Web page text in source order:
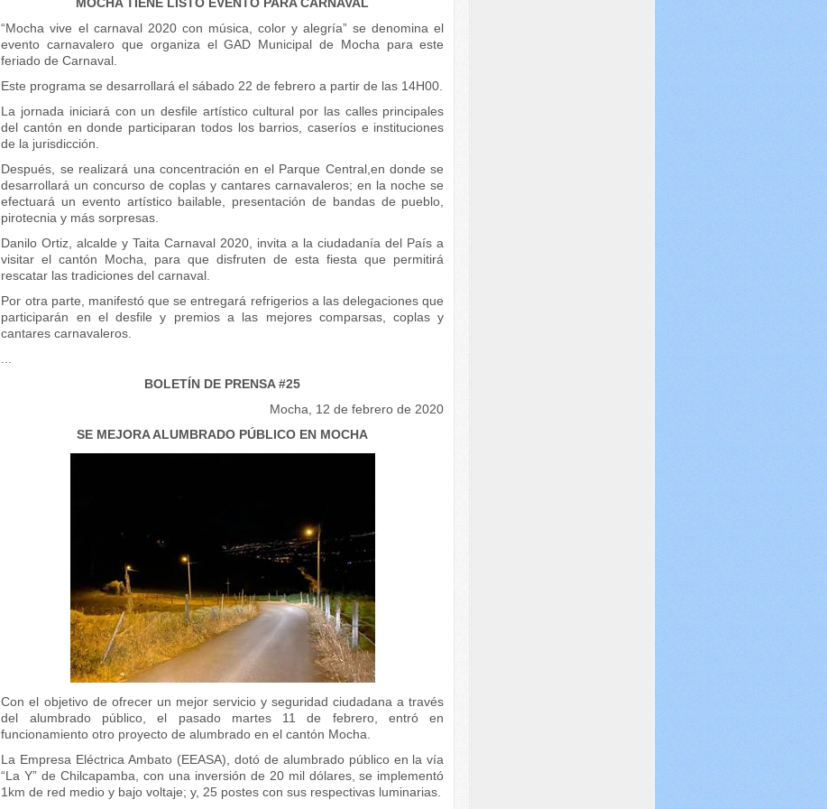
“Mocha vive el carnaval 2020 con música, color y alegría” se denomina el
evento carnavalero que organiza el GAD Municipal de Mocha para este
feriado de Carnaval.
Este programa se desarrollará el sábado 22 de febrero a partir de las 14H00.
La jornada iniciará con un desfile artístico cultural por las calles principales
del cantón en donde participaran todos los barrios, caseríos e instituciones
de la jurisdicción.
Después, se realizará una concentración en el Parque Central,en donde se
desarrollará un concurso de coplas y cantares carnavaleros; en la noche se
efectuará un evento artístico bailable, presentación de bandas de pueblo,
pirotecnia y más sorpresas.
Danilo Ortiz, alcalde y Taita Carnaval 2020, invita a la ciudadanía del País a
visitar el cantón Mocha, para que disfruten de esta fiesta que permitirá
rescatar las tradiciones del carnaval.
Por otra parte, manifestó que se entregará refrigerios a las delegaciones que
participarán en el desfile y premios a las mejores comparsas, coplas y
cantares carnavaleros.
BOLETÍN DE PRENSA #25
Mocha, 12 de febrero de 2020
SE MEJORA ALUMBRADO PÚBLICO EN MOCHA
Con el objetivo de ofrecer un mejor servicio y seguridad ciudadana a través
del alumbrado público, el pasado martes 11 de febrero, entró en
funcionamiento otro proyecto de alumbrado en el cantón Mocha.
La Empresa Eléctrica Ambato (EEASA), dotó de alumbrado público en la vía
“La Y” de Chilcapamba, con una inversión de 20 mil dólares, se implementó
1km de red medio y bajo voltaje; y, 25 postes con sus respectivas luminarias.